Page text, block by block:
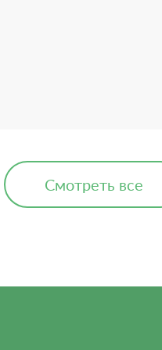
Смотреть все